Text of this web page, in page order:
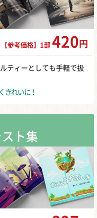
【参考価格】1部 420 円
ティーとしても手軽で扱
きれいに！
ト集